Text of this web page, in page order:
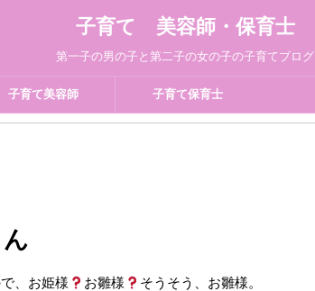
子育て 美容師・保育士
第一子の男の子と第二子の女の子の子育てブログ
子育て美容師 子育て保育士
、お姫様 お雛様 そうそう、お雛様。